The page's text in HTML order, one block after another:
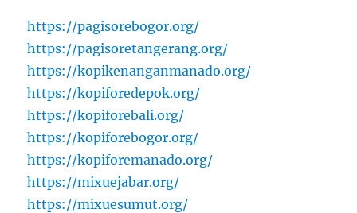
https://pagisorebogor.org/
https://pagisoretangerang.org/
https://kopikenanganmanado.org/
https://kopiforedepok.org/
https://kopiforebali.org/
https://kopiforebogor.org/
https://kopiforemanado.org/
https://mixuejabar.org/
https://mixuesumut.org/